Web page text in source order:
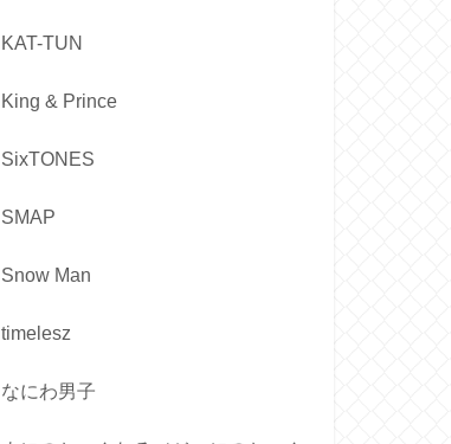
KAT-TUN
King & Prince
SixTONES
SMAP
Snow Man
timelesz
なにわ男子